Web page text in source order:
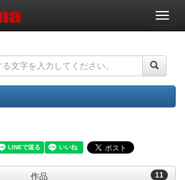
ナ
ビ
ー
ョ
ン
11
作品